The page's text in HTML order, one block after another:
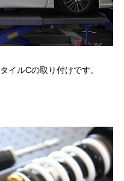
イルCの取り付けです。